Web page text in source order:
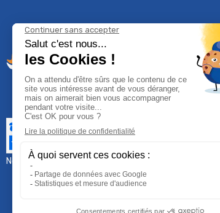
Nous contacter :sav@groupeproservice.fr